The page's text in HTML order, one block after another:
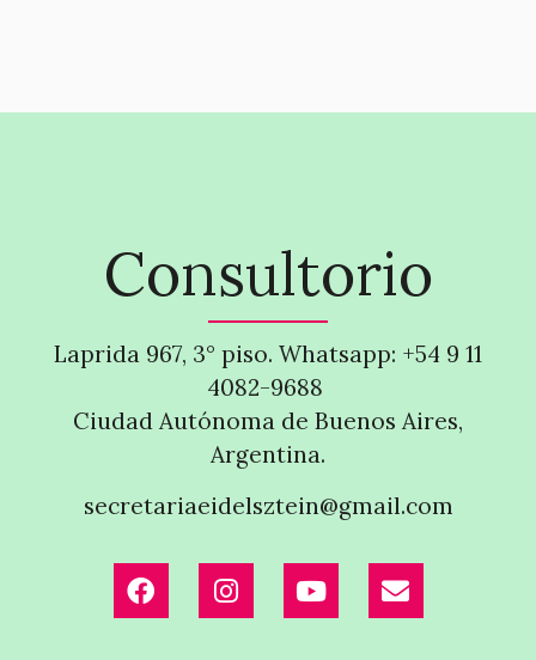
Consultorio
Laprida 967, 3° piso. Whatsapp: +54 9 11
4082-9688
Ciudad Autónoma de Buenos Aires,
Argentina.
secretariaeidelsztein@gmail.com